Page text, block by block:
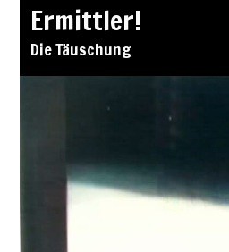
Ermittler!
Die Täuschung